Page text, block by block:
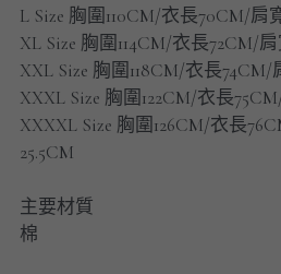
L Size 胸圍110CM/衣長70CM/肩
XL Size 胸圍114CM/衣長72CM/
XXL Size 胸圍118CM/衣長74CM/
XXXL Size 胸圍122CM/衣長
XXXXL Size 胸圍126CM/衣長
25.5CM
主要材質
棉
男裝九分褲
男裝外套
男裝短袖 T-SHIRT
重磅純色 衛衣 系列